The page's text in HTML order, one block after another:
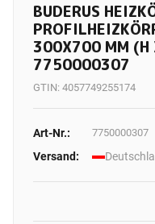
BUDERUS
300X700 MM (H
7750000307
GTIN: 4057749255174
Art-Nr.: 7750000307
Versand: